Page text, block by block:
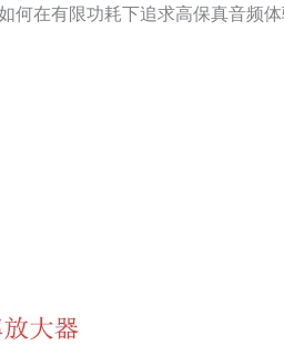
何在有限功耗下追求高保真音频